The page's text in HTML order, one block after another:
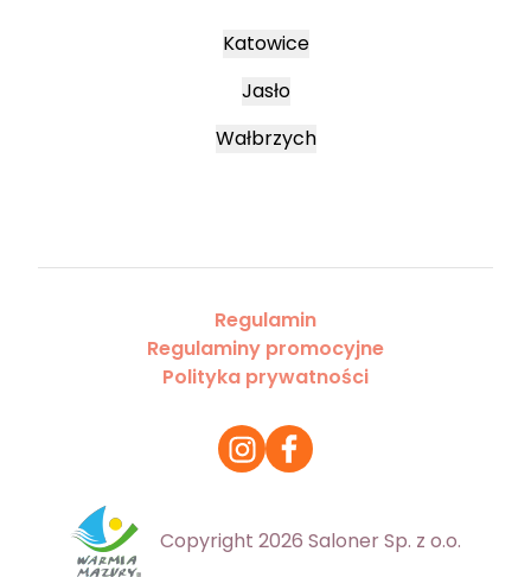
Katowice
Jasło
Wałbrzych
Regulamin
Regulaminy promocyjne
Polityka prywatności
Copyright 2026 Saloner Sp. z o.o.